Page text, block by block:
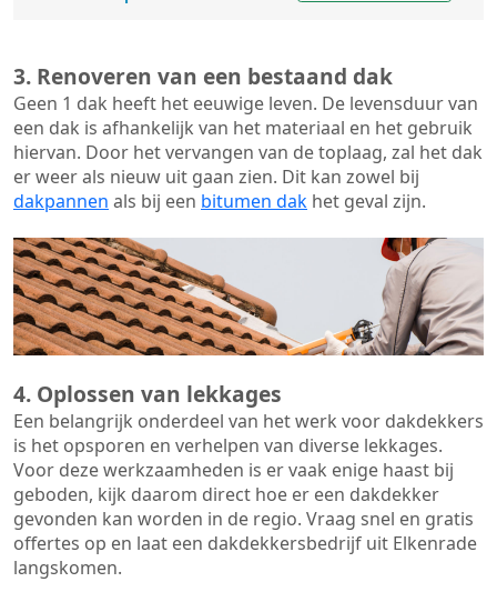
3. Renoveren van een bestaand dak
Geen 1 dak heeft het eeuwige leven. De levensduur van
een dak is afhankelijk van het materiaal en het gebruik
hiervan. Door het vervangen van de toplaag, zal het dak
er weer als nieuw uit gaan zien. Dit kan zowel bij
dakpannen als bij een bitumen dak het geval zijn.
4. Oplossen van lekkages
Een belangrijk onderdeel van het werk voor dakdekkers
is het opsporen en verhelpen van diverse lekkages.
Voor deze werkzaamheden is er vaak enige haast bij
geboden, kijk daarom direct hoe er een dakdekker
gevonden kan worden in de regio. Vraag snel en gratis
offertes op en laat een dakdekkersbedrijf uit Elkenrade
langskomen.